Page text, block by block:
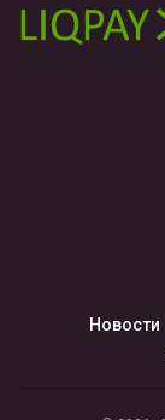
Новости